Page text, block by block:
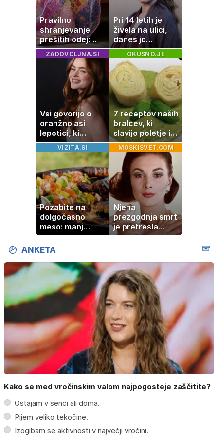
Pravilno
shranjevanje
prešitih odej:
Kako ohraniti
družinsko
dediščino
Pri 14 letih je
živela na ulici,
danes jo
občuduje ves
svet
ZADOVOLJNA.SI
Vsi govorijo o
oranžnolasi
lepotici, ki
navdušuje s
skrivnostno
OKUSNO.JE
7 receptov naših
bralcev, ki
slavijo poletje in
tradicijo
VIZITA.SI
Pozabite na
dolgočasno
meso: manj
maščobe, več
svežine
MOSKISVET.COM
Njena
prezgodnja smrt
je pretresla
modni svet: za
tragedija
ANKETA
Kako se med vročinskim valom najpogosteje zaščitite?
Ostajam v senci ali doma.
Pijem veliko tekočine.
Izogibam se aktivnosti v največji vročini.